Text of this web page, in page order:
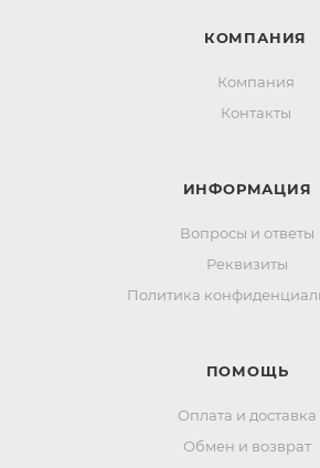
КОМПАНИЯ
Компания
Контакты
ИНФОРМАЦИЯ
Вопросы и ответы
Реквизиты
Политика
ПОМОЩЬ
Оплата и доставка
Обмен и возврат